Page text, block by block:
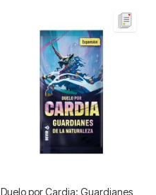
Duelo por Cardia: Guardianes